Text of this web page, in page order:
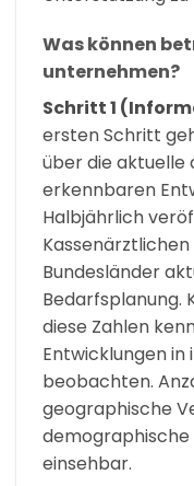
Was können
unternehmen?
Schritt 1
ersten Schritt
über die aktuelle
erkennbaren
Halbjährlich
Bundesländer
Bedarfsplanung.
diese Zahlen
Entwicklungen
beobachten.
geographische
einsehbar.